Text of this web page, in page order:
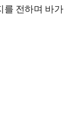
를 전하며 바가